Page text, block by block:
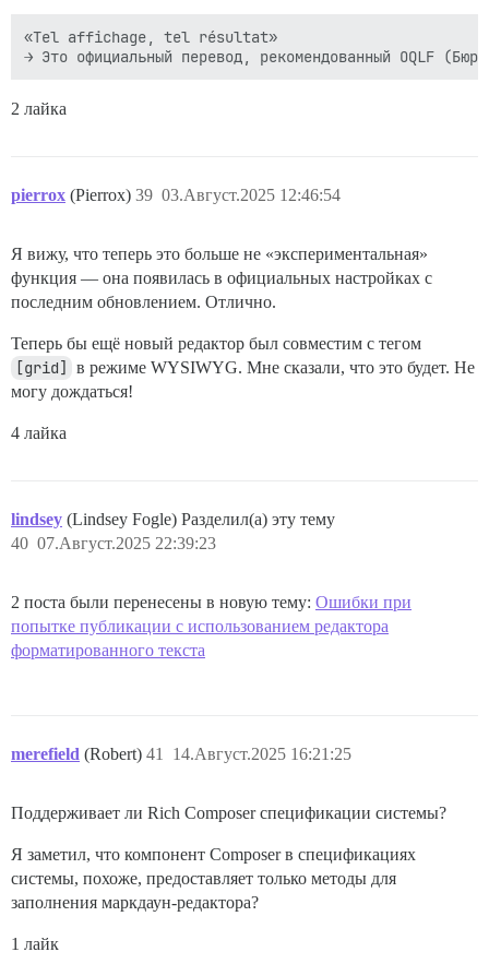
«Tel affichage, tel résultat»
2 лайка
pierrox (Pierrox) 03.Август.2025 12:46:54
39
Я вижу, что теперь это больше не «экспериментальная»
функция — она появилась в официальных настройках с
последним обновлением. Отлично.
Теперь бы ещё новый редактор был совместим с тегом
[grid]
в режиме WYSIWYG. Мне сказали, что это будет. Не
могу дождаться!
4 лайка
lindsey (Lindsey Fogle) Разделил(а) эту тему
07.Август.2025 22:39:23
40
2 поста были перенесены в новую тему: Ошибки при
попытке публикации с использованием редактора
форматированного текста
merefield (Robert) 14.Август.2025 16:21:25
41
Поддерживает ли Rich Composer спецификации системы?
Я заметил, что компонент Composer в спецификациях
системы, похоже, предоставляет только методы для
заполнения маркдаун-редактора?
1 лайк